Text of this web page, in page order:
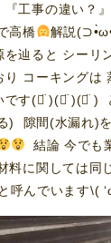
『工事の違い？
高橋
解説
を辿ると シーリ
コーキングは
です(ᯅ̈ )(ᯅ̈ )(ᯅ̈ )
) 隙間(水漏れ)
結論 今でも
料に関しては同
呼んでいます\(